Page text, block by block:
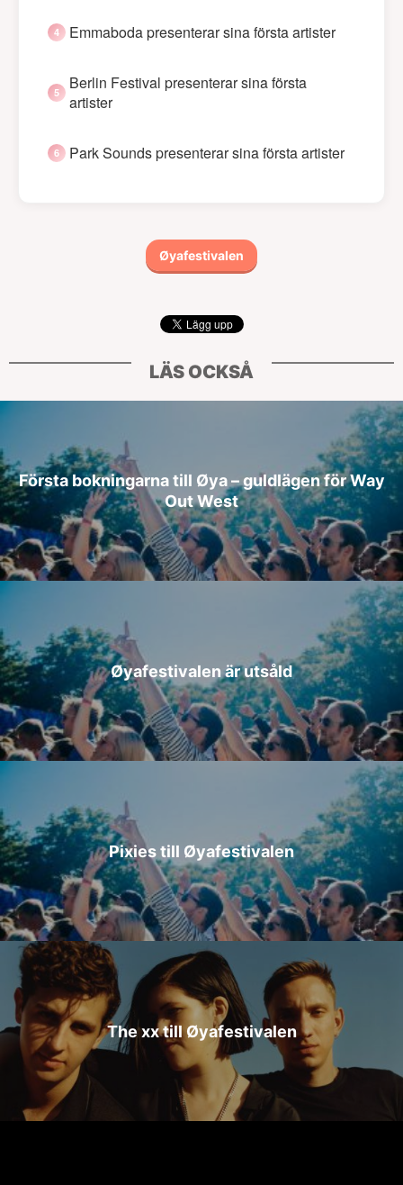
Emmaboda presenterar sina första artister
Berlin Festival presenterar sina första
artister
Park Sounds presenterar sina första artister
Øyafestivalen
LÄS OCKSÅ
Första bokningarna till Øya – guldlägen för Way
Out West
Øyafestivalen är utsåld
Pixies till Øyafestivalen
The xx till Øyafestivalen